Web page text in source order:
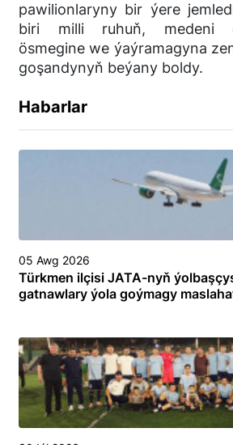
pawilionlaryny bir ýere
biri milli ruhuň, medeni
ösmegine we ýaýramagyna
goşandynyň beýany boldy.
Habarlar
05 Awg 2026
Türkmen ilçisi JATA-nyň
gatnawlary ýola goýmagy